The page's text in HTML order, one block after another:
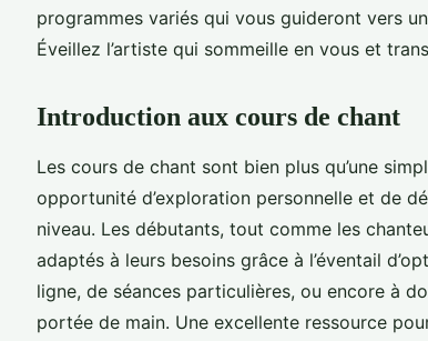
programmes variés qui vous guideront vers
Éveillez l’artiste qui sommeille en vous et
Introduction aux cours de chant
Les cours de chant sont bien plus qu’une
opportunité d’exploration personnelle et de
niveau. Les débutants, tout comme les
adaptés à leurs besoins grâce à l’éventail
ligne, de séances particulières, ou encore à
portée de main. Une excellente ressource